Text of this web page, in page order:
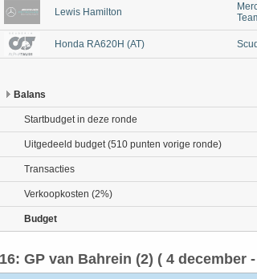
Lewis Hamilton
Honda RA620H (AT)
Balans
Startbudget in deze ronde
Uitgedeeld budget (510 punten vorige ronde)
Transacties
Verkoopkosten (2%)
Budget
GP van Bahrein (2) ( 4 december